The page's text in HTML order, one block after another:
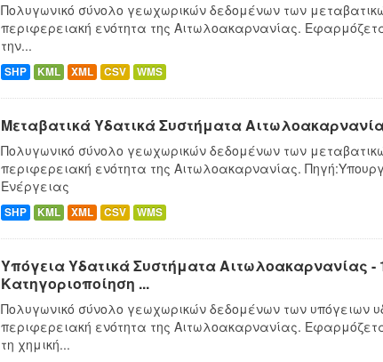
Πολυγωνικό σύνολο γεωχωρικών δεδομένων των
περιφερειακή ενότητα της Αιτωλοακαρνανίας.
την...
SHP KML XML CSV WMS
Μεταβατικά Υδατικά Συστήματα
Πολυγωνικό σύνολο γεωχωρικών δεδομένων των
περιφερειακή ενότητα της Αιτωλοακαρνανίας.
Ενέργειας
SHP KML XML CSV WMS
Υπόγεια Υδατικά Συστήματα Αιτωλοακαρνανίας -
Κατηγοριοποίηση ...
Πολυγωνικό σύνολο γεωχωρικών δεδομένων των υπόγειων
περιφερειακή ενότητα της Αιτωλοακαρνανίας.
τη χημική...